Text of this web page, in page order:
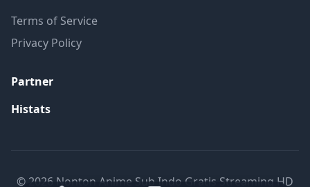
Terms of Service
Privacy Policy
Partner
Histats
© 2026 Nonton Anime Sub Indo Gratis Streaming HD